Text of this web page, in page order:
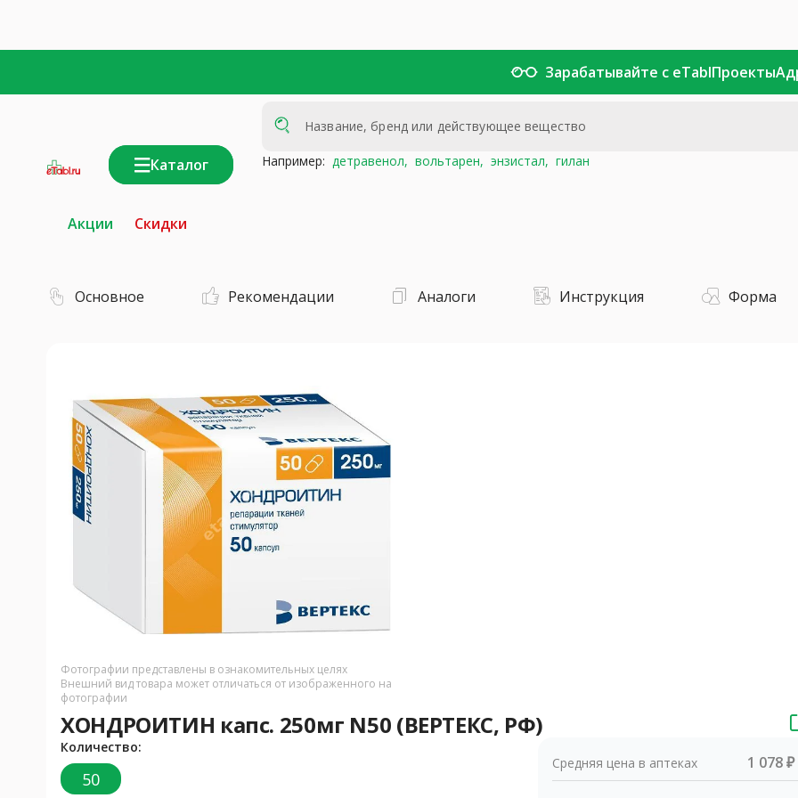
Зарабатывайте с eTablПроекты
Каталог Например: детравенол, вольтарен, энзистал, гилан
Акции Скидки
Основное Рекомендации Аналоги Инструкция Форма
Фотографии представлены в ознакомительных целях
Внешний вид товара может отличаться от изображенного на
фотографии
ХОНДРОИТИН капс. 250мг N50 (ВЕРТЕКС, РФ)
Количество:
50
Средняя цена в аптеках 1 078 ₽